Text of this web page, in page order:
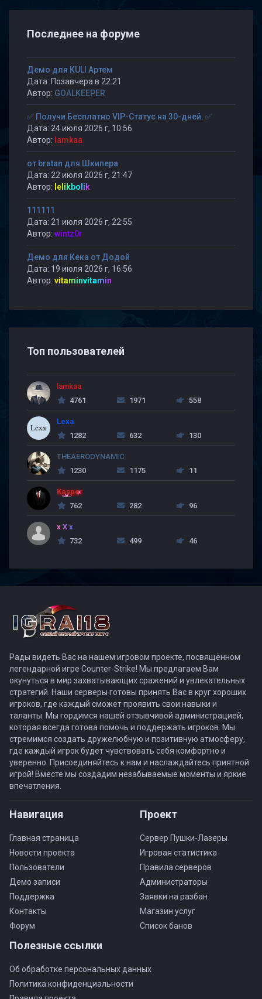
Последнее на форуме
Демо для KULI Артем
Дата: Позавчера в 22:21
Автор: GOALKEEPER
✅ Получи Бесплатно VIP-Статус на 30-дней. ✅
Дата: 24 июля 2026 г, 10:56
Автор: lamkaa
от bratan для Шкипера
Дата: 22 июля 2026 г, 21:47
Автор: lelikbolik
111111
Дата: 21 июля 2026 г, 22:55
Автор: wintz0r
Демо для Кека от Додой
Дата: 19 июля 2026 г, 16:56
Автор: vitaminvitamin
Топ пользователей
lamkaa
4761
1971 558
Lexa
1282
632 130
THEAERODYNAMIC
1230
1175 11
Kasper
762
282 96
x X x
732
499 46
Рады видеть Вас на нашем игровом проекте, посвящённом
легендарной игре Counter-Strike! Мы предлагаем Вам
окунуться в мир захватывающих сражений и увлекательных
стратегий. Наши серверы готовы принять Вас в круг хороших
игроков, где каждый сможет проявить свои навыки и
таланты. Мы гордимся нашей отзывчивой администрацией,
которая всегда готова помочь и поддержать игроков. Мы
стремимся создать дружелюбную и позитивную атмосферу,
где каждый игрок будет чувствовать себя комфортно и
уверенно. Присоединяйтесь к нам и наслаждайтесь приятной
игрой! Вместе мы создадим незабываемые моменты и яркие
впечатления.
Навигация
Главная страница
Новости проекта
Пользователи
Демо записи
Поддержка
Контакты
Форум
Проект
Сервер Пушки-Лазеры
Игровая статистика
Правила серверов
Администраторы
Заявки на разбан
Магазин услуг
Список банов
Полезные ссылки
Об обработке персональных данных
Политика конфиденциальности